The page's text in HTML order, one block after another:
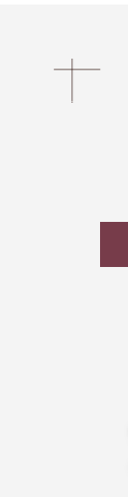
２年に１度リヨ
Monde de la
ー）』である。
取った林雅彦シ
メディアを賑わ
事、そして日本
を、やっと日本
のは、林シェフ
れらの功績が高
ィスリー世界大
ゥ・ラ・ガレッ
ている。 世界一